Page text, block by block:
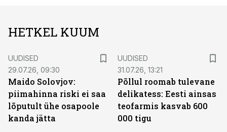
HETKEL KUUM
UUDISED
29.07.26, 09:30
Maido Solovjov:
piimahinna riski ei saa
lõputult ühe osapoole
kanda jätta
UUDISED
31.07.26, 13:21
Põllul roomab tulevane
delikatess: Eesti ainsas
teofarmis kasvab 600
000 tigu